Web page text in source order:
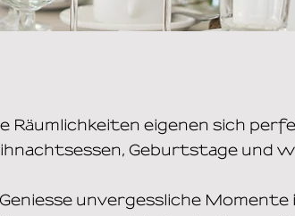
Räumlichkeiten eigenen sich
Geburtstage und
unvergessliche Momente